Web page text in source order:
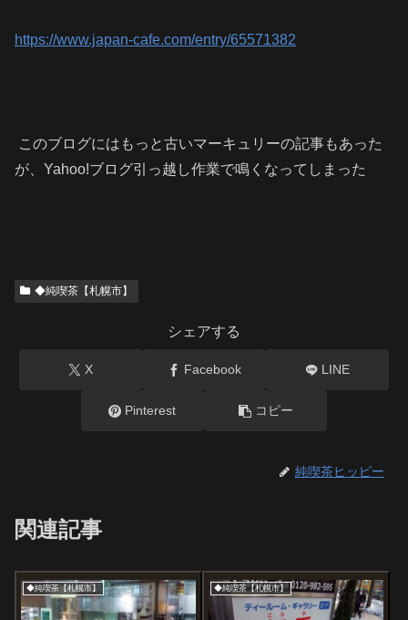
https://www.japan-cafe.com/entry/65571382
このブログにはもっと古いマーキュリーの記事もあった
が、Yahoo!ブログ引っ越し作業で鳴くなってしまった
◆純喫茶【札幌市】
シェアする
X Facebook LINE
Pinterest コピー
純喫茶ヒッピー
関連記事
◆純喫茶【札幌市】 ◆純喫茶【札幌市】